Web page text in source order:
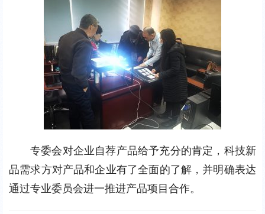
专委会对企业自荐产品给予充分的肯定，科技新
品需求方对产品和企业有了全面的了解，并明确表达
通过专业委员会进一推进产品项目合作。